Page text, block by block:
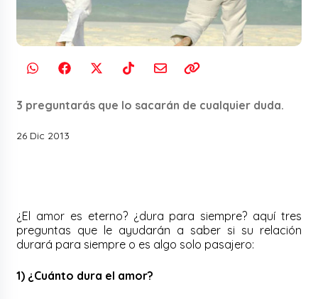
3 preguntarás que lo sacarán de cualquier duda.
26 Dic 2013
¿El amor es eterno? ¿dura para siempre? aquí tres
preguntas que le ayudarán a saber si su relación
durará para siempre o es algo solo pasajero:
1) ¿Cuánto dura el amor?